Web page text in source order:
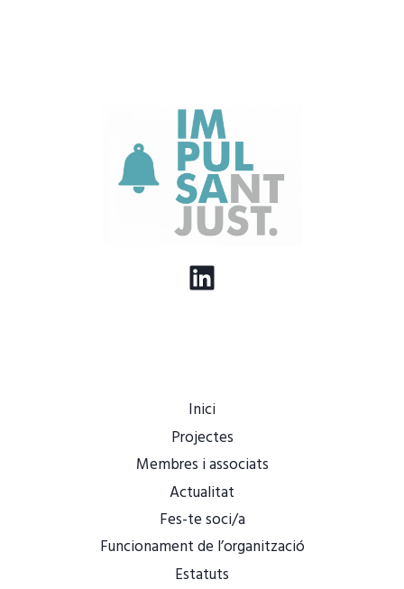
LinkedIn
Inici
Projectes
Membres i associats
Actualitat
Fes-te soci/a
Funcionament de l’organització
Estatuts